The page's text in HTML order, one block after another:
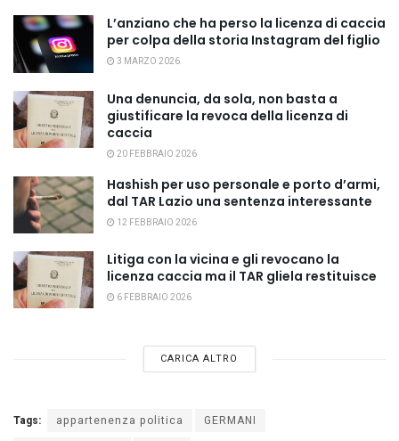
L’anziano che ha perso la licenza di caccia
per colpa della storia Instagram del figlio
3 MARZO 2026
Una denuncia, da sola, non basta a
giustificare la revoca della licenza di
caccia
20 FEBBRAIO 2026
Hashish per uso personale e porto d’armi,
dal TAR Lazio una sentenza interessante
12 FEBBRAIO 2026
Litiga con la vicina e gli revocano la
licenza caccia ma il TAR gliela restituisce
6 FEBBRAIO 2026
CARICA ALTRO
Tags: appartenenza politica GERMANI